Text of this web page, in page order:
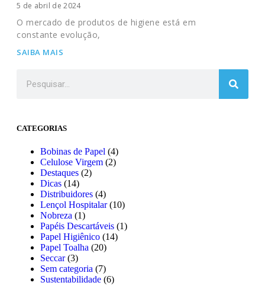
5 de abril de 2024
O mercado de produtos de higiene está em
constante evolução,
SAIBA MAIS
CATEGORIAS
Bobinas de Papel (4)
Celulose Virgem (2)
Destaques (2)
Dicas (14)
Distribuidores (4)
Lençol Hospitalar(10)
Nobreza (1)
Papéis Descartáveis (1)
Papel Higiênico (14)
Papel Toalha (20)
Seccar(3)
Sem categoria (7)
Sustentabilidade (6)